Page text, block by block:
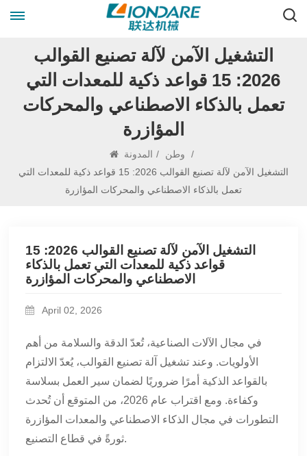
التشغيل الآمن لآلة تصنيع القوالب
2026: 15 قواعد ذكية للمعدات التي
تعمل بالذكاء الاصطناعي والمحركات
المؤازرة
وطن / المدونة
/
التشغيل الآمن لآلة تصنيع القوالب 2026: 15 قواعد ذكية للمعدات التي
تعمل بالذكاء الاصطناعي والمحركات المؤازرة
التشغيل الآمن لآلة تصنيع القوالب 2026: 15
قواعد ذكية للمعدات التي تعمل بالذكاء
الاصطناعي والمحركات المؤازرة
April 02, 2026
في مجال الآلات الصناعية، تُعدّ الدقة والسلامة من أهم
الأولويات. وعند تشغيل آلة تصنيع القوالب، يُعدّ الالتزام
بالقواعد الذكية أمرًا ضروريًا لضمان سير العمل بسلاسة
وكفاءة. ومع اقتراب عام 2026، من المتوقع أن تُحدث
التطورات في مجال الذكاء الاصطناعي والمعدات المؤازرة
ثورةً في قطاع التصنيع.